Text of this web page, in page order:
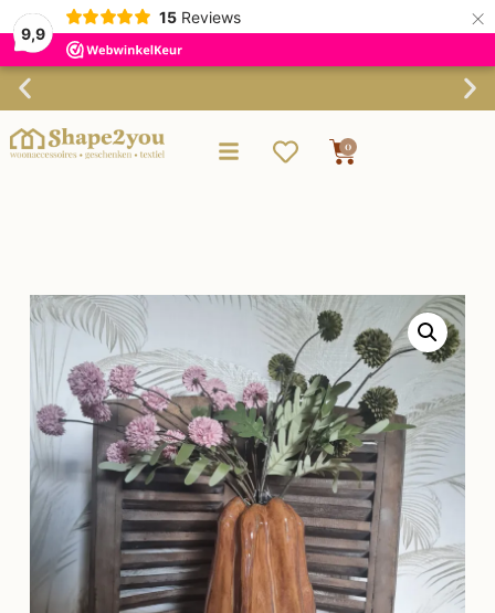
9,9
15 Reviews ×
Verzending binnen 3-4 werkdagen 0